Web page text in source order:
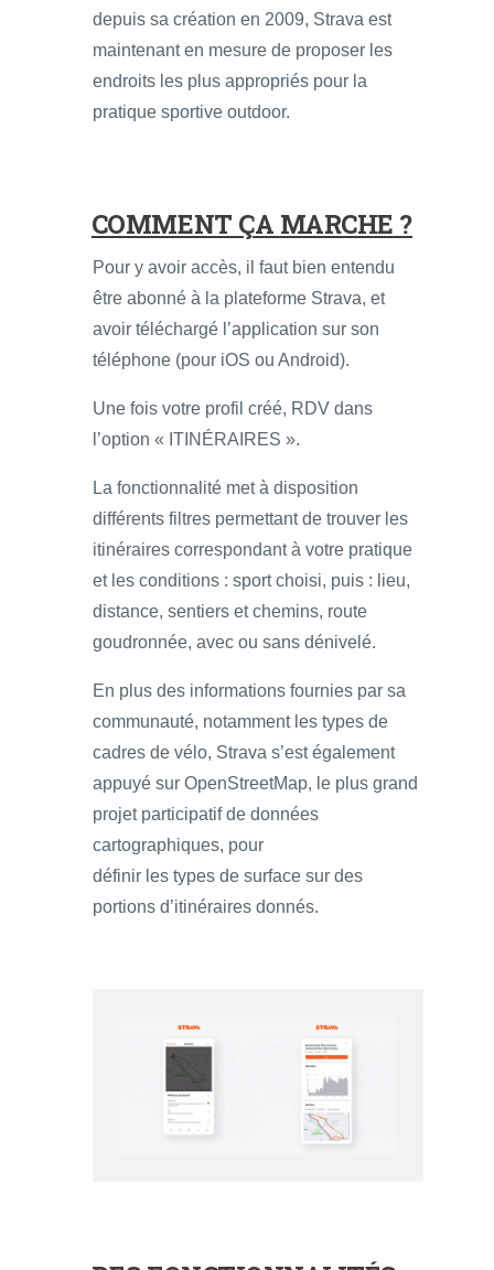
depuis sa création en 2009, Strava est
maintenant en mesure de proposer les
endroits les plus appropriés pour la
pratique sportive outdoor.
COMMENT ÇA MARCHE ?
Pour y avoir accès, il faut bien entendu
être abonné à la plateforme Strava, et
avoir téléchargé l’application sur son
téléphone (pour iOS ou Android).
Une fois votre profil créé, RDV dans
l’option « ITINÉRAIRES ».
La fonctionnalité met à disposition
différents filtres permettant de trouver les
itinéraires correspondant à votre pratique
et les conditions : sport choisi, puis : lieu,
distance, sentiers et chemins, route
goudronnée, avec ou sans dénivelé.
En plus des informations fournies par sa
communauté, notamment les types de
cadres de vélo, Strava s’est également
appuyé sur OpenStreetMap, le plus grand
projet participatif de données
cartographiques, pour
définir les types de surface sur des
portions d’itinéraires donnés.